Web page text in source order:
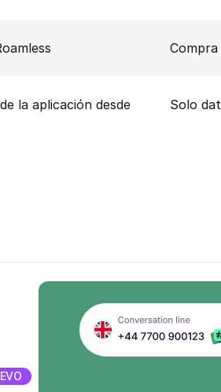
la aplicación desde
Solo